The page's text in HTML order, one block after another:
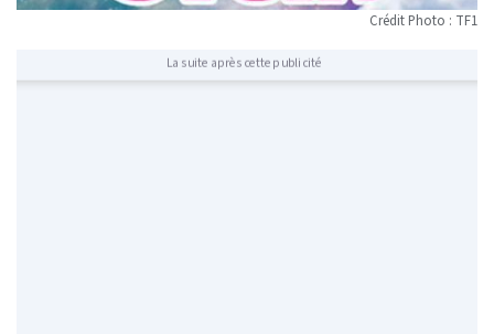
Crédit Photo : TF1
La suite après cette publicité